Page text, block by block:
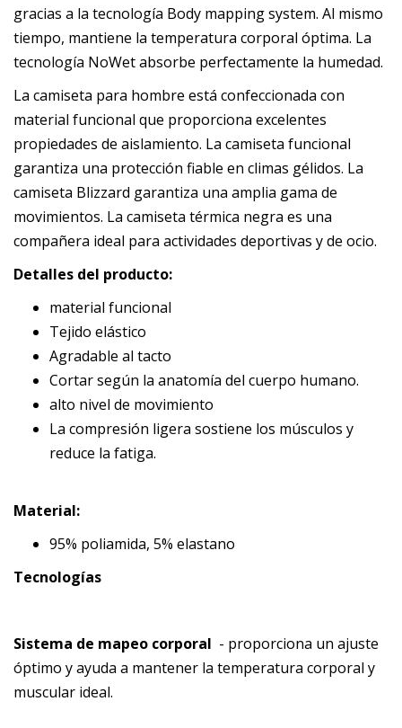
gracias a la tecnología Body mapping system. Al mismo
tiempo, mantiene la temperatura corporal óptima. La
tecnología NoWet absorbe perfectamente la humedad.
La camiseta para hombre está confeccionada con
material funcional que proporciona excelentes
propiedades de aislamiento. La camiseta funcional
garantiza una protección fiable en climas gélidos. La
camiseta Blizzard garantiza una amplia gama de
movimientos. La camiseta térmica negra es una
compañera ideal para actividades deportivas y de ocio.
Detalles del producto:
material funcional
Tejido elástico
Agradable al tacto
Cortar según la anatomía del cuerpo humano.
alto nivel de movimiento
La compresión ligera sostiene los músculos y
reduce la fatiga.
Material:
95% poliamida, 5% elastano
Tecnologías
Sistema de mapeo corporal - proporciona un ajuste
óptimo y ayuda a mantener la temperatura corporal y
muscular ideal.